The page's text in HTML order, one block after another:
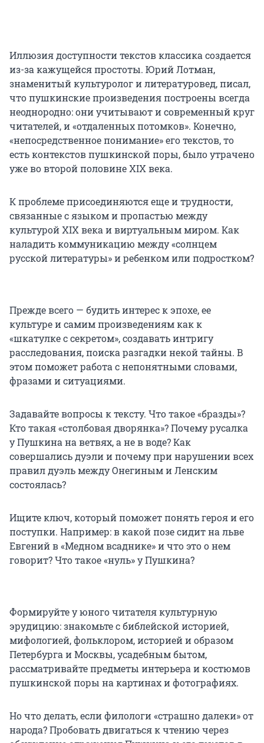
Иллюзия доступности текстов классика создается
из-за кажущейся простоты. Юрий Лотман,
знаменитый культуролог и литературовед, писал,
что пушкинские произведения построены всегда
неоднородно: они учитывают и современный круг
читателей, и «отдаленных потомков». Конечно,
«непосредственное понимание» его текстов, то
есть контекстов пушкинской поры, было утрачено
уже во второй половине XIX века.
К проблеме присоединяются еще и трудности,
связанные с языком и пропастью между
культурой XIX века и виртуальным миром. Как
наладить коммуникацию между «солнцем
русской литературы» и ребенком или подростком?
Прежде всего — будить интерес к эпохе, ее
культуре и самим произведениям как к
«шкатулке с секретом», создавать интригу
расследования, поиска разгадки некой тайны. В
этом поможет работа с непонятными словами,
фразами и ситуациями.
Задавайте вопросы к тексту. Что такое «бразды»?
Кто такая «столбовая дворянка»? Почему русалка
у Пушкина на ветвях, а не в воде? Как
совершались дуэли и почему при нарушении всех
правил дуэль между Онегиным и Ленским
состоялась?
Ищите ключ, который поможет понять героя и его
поступки. Например: в какой позе сидит на льве
Евгений в «Медном всаднике» и что это о нем
говорит? Что такое «нуль» у Пушкина?
Формируйте у юного читателя культурную
эрудицию: знакомьте с библейской историей,
мифологией, фольклором, историей и образом
Петербурга и Москвы, усадебным бытом,
рассматривайте предметы интерьера и костюмов
пушкинской поры на картинах и фотографиях.
Но что делать, если филологи «страшно далеки» от
народа? Пробовать двигаться к чтению через